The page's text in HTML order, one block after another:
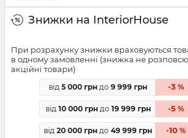
Знижки на InteriorHouse
При розрахунку знижки враховуються
в одному замовленні (знижка не
акційні товари)
від 5 000 грн до 9 999 грн -3 %
від 10 000 грндо 19 999 грн -5 %
від 20 000 грн до 49 999 грн -10 %